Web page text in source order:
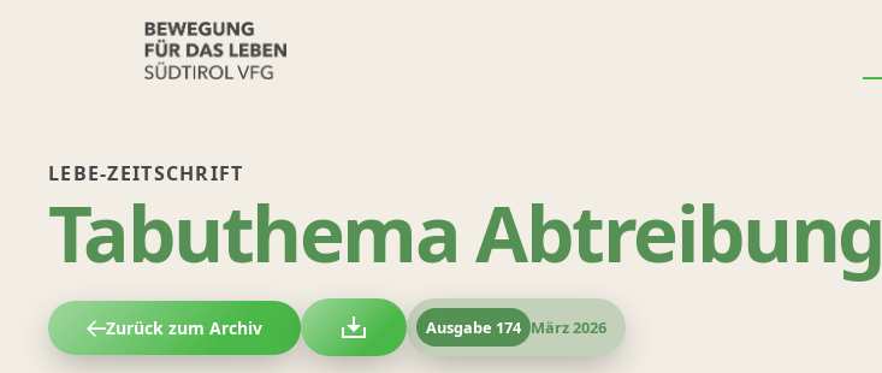
LEBE-ZEITSCHRIFT
Tabuthema Abtreibung
Zurück zum Archiv Ausgabe 174 März 2026